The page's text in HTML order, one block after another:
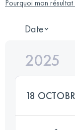
Pourquoi mon
Date
2025
18